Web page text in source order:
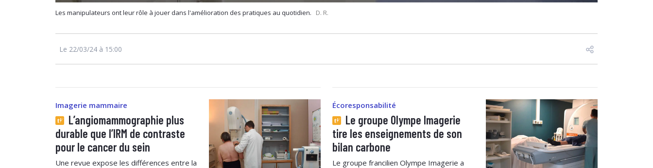
Les manipulateurs ont leur rôle à jouer dans l'amélioration des pratiques au quotidien. D. R.
Le 22/03/24 à 15:00
Imagerie mammaire
L’angiomammographie plus
durable que l’IRM de contraste
pour le cancer du sein
Une revue expose les différences entre la
Écoresponsabilité
Le groupe Olympe Imagerie
tire les enseignements de son
bilan carbone
Le groupe francilien Olympe Imagerie a